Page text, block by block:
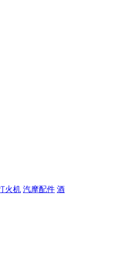
火机 汽摩配件 酒